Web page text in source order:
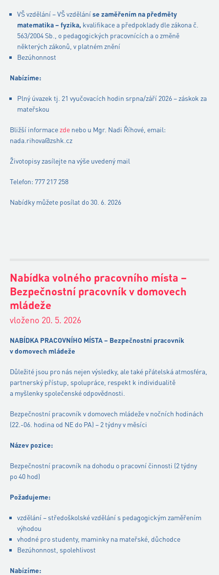
VŠ vzdělání – VŠ vzděláníse zaměřením na předměty
matematika – fyzika, kvalifikace a předpoklady dle zákona č.
563/2004 Sb., o pedagogických pracovnících a o změně
některých zákonů, v platném znění
Bezúhonnost
Nabízíme:
Plný úvazek tj. 21 vyučovacích hodin srpna/září 2026 – záskok za
mateřskou
Bližší informace zde nebo u Mgr. Nadi Říhové, email:
nada.rihova@zshk.cz
Životopisy zasílejte na výše uvedený mail
Telefon: 777 217 258
Nabídky můžete posílat do 30. 6. 2026
Nabídka volného pracovního místa –
Bezpečnostní pracovník v domovech
mládeže
vloženo 20. 5. 2026
NABÍDKA PRACOVNÍHO MÍSTA – Bezpečnostní pracovník
v domovech mládeže
Důležité jsou pro nás nejen výsledky, ale také přátelská atmosféra,
partnerský přístup, spolupráce, respekt k individualitě
a myšlenky společenské odpovědnosti.
Bezpečnostní pracovník v domovech mládeže v nočních hodinách
(22.-06. hodina od NE do PA) – 2 týdny v měsíci
Název pozice:
Bezpečnostní pracovník na dohodu o pracovní činnosti (2 týdny
po 40 hod)
Požadujeme:
vzdělání – středoškolské vzdělání s pedagogickým zaměřením
výhodou
vhodné pro studenty, maminky na mateřské, důchodce
Bezúhonnost, spolehlivost
Nabízíme: